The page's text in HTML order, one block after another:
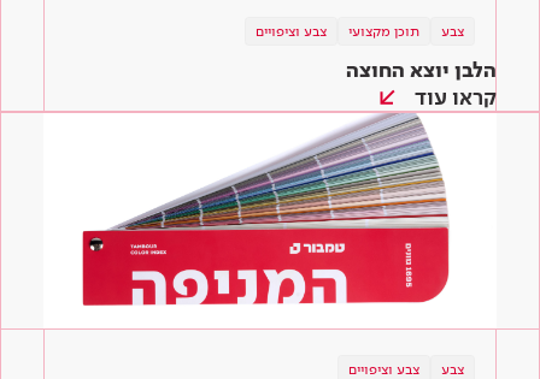
צבע תוכן מקצועי צבע וציפויים
הלבן יוצא החוצה
קראו עוד
צבע צבע וציפויים